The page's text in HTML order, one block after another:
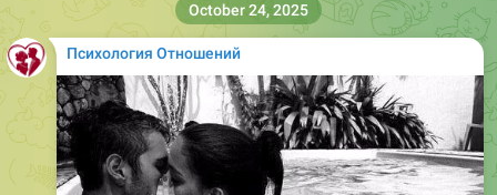
Психология Отношений
October 24, 2025